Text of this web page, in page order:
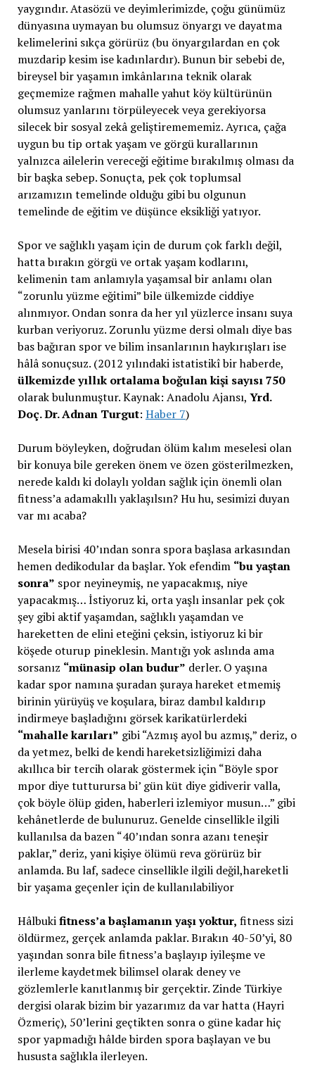
yaygındır. Atasözü ve deyimlerimizde, çoğu günümüz
dünyasına uymayan bu olumsuz önyargı ve dayatma
kelimelerini sıkça görürüz (bu önyargılardan en çok
muzdarip kesim ise kadınlardır). Bunun bir sebebi de,
bireysel bir yaşamın imkânlarına teknik olarak
geçmemize rağmen mahalle yahut köy kültürünün
olumsuz yanlarını törpüleyecek veya gerekiyorsa
silecek bir sosyal zekâ geliştiremememiz. Ayrıca, çağa
uygun bu tip ortak yaşam ve görgü kurallarının
yalnızca ailelerin vereceği eğitime bırakılmış olması da
bir başka sebep. Sonuçta, pek çok toplumsal
arızamızın temelinde olduğu gibi bu olgunun
temelinde de eğitim ve düşünce eksikliği yatıyor.
Spor ve sağlıklı yaşam için de durum çok farklı değil,
hatta bırakın görgü ve ortak yaşam kodlarını,
kelimenin tam anlamıyla yaşamsal bir anlamı olan
“zorunlu yüzme eğitimi” bile ülkemizde ciddiye
alınmıyor. Ondan sonra da her yıl yüzlerce insanı suya
kurban veriyoruz. Zorunlu yüzme dersi olmalı diye bas
bas bağıran spor ve bilim insanlarının haykırışları ise
hâlâ sonuçsuz. (2012 yılındaki istatistikî bir haberde,
ülkemizde yıllık ortalama boğulan kişi sayısı 750
olarak bulunmuştur. Kaynak: Anadolu Ajansı, Yrd.
Doç. Dr. Adnan Turgut: Haber 7)
Durum böyleyken, doğrudan ölüm kalım meselesi olan
bir konuya bile gereken önem ve özen gösterilmezken,
nerede kaldı ki dolaylı yoldan sağlık için önemli olan
fitness’a adamakıllı yaklaşılsın? Hu hu, sesimizi duyan
var mı acaba?
Mesela birisi 40’ından sonra spora başlasa arkasından
hemen dedikodular da başlar. Yok efendim “bu yaştan
sonra” spor neyineymiş, ne yapacakmış, niye
yapacakmış… İstiyoruz ki, orta yaşlı insanlar pek çok
şey gibi aktif yaşamdan, sağlıklı yaşamdan ve
hareketten de elini eteğini çeksin, istiyoruz ki bir
köşede oturup pineklesin. Mantığı yok aslında ama
sorsanız “münasip olan budur” derler. O yaşına
kadar spor namına şuradan şuraya hareket etmemiş
birinin yürüyüş ve koşulara, biraz dambıl kaldırıp
indirmeye başladığını görsek karikatürlerdeki
“mahalle karıları” gibi “Azmış ayol bu azmış,” deriz, o
da yetmez, belki de kendi hareketsizliğimizi daha
akıllıca bir tercih olarak göstermek için “Böyle spor
mpor diye tutturursa bi’ gün küt diye gidiverir valla,
çok böyle ölüp giden, haberleri izlemiyor musun…” gibi
kehânetlerde de bulunuruz. Genelde cinsellikle ilgili
kullanılsa da bazen “40’ından sonra azanı teneşir
paklar,” deriz, yani kişiye ölümü reva görürüz bir
anlamda. Bu laf, sadece cinsellikle ilgili değil,hareketli
bir yaşama geçenler için de kullanılabiliyor
Hâlbukifitness’a başlamanın yaşı yoktur, fitness sizi
öldürmez, gerçek anlamda paklar. Bırakın 40-50’yi, 80
yaşından sonra bile fitness’a başlayıp iyileşme ve
ilerleme kaydetmek bilimsel olarak deney ve
gözlemlerle kanıtlanmış bir gerçektir. Zinde Türkiye
dergisi olarak bizim bir yazarımız da var hatta (Hayri
Özmeriç), 50’lerini geçtikten sonra o güne kadar hiç
spor yapmadığı hâlde birden spora başlayan ve bu
hususta sağlıkla ilerleyen.